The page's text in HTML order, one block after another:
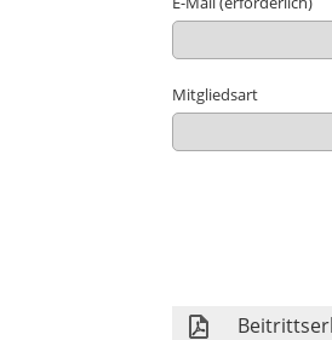
Mitgliedsart